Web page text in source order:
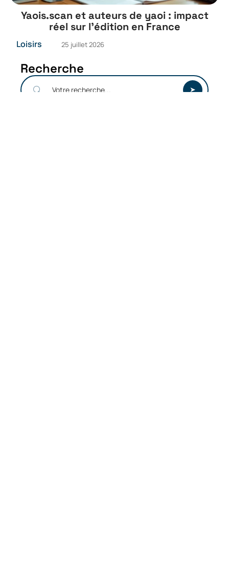
Yaois.scan et auteurs de yaoi : impact
réel sur l’édition en France
Loisirs 25 juillet 2026
Recherche